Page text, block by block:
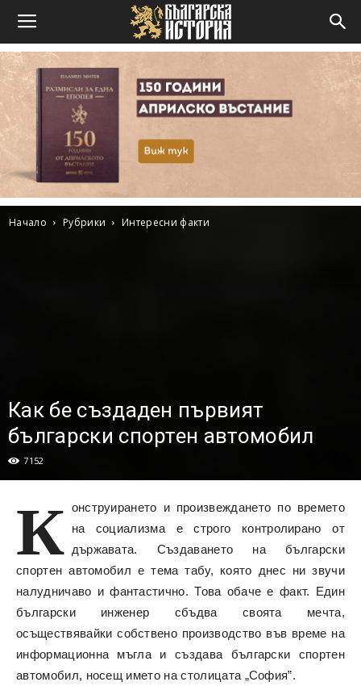
Начало Рубрики Интересни факти
Как бе създаден първият
български спортен автомобил
7152
К онструирането и произвеждането по времето
на социализма е строго контролирано от
държавата. Създаването на български
спортен автомобил е тема табу, която днес ни звучи
налудничаво и фантастично. Това обаче е факт. Един
български инженер сбъдва своята мечта,
осъществявайки собствено производство във време на
информационна мъгла и създава български спортен
автомобил, носещ името на столицата „София”.